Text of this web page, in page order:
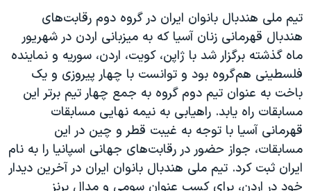
تیم ملی هندبال بانوان ایران در گروه دوم رقابت‌های
هندبال قهرمانی زنان آسیا که به میزبانی اردن در شهریور
ماه گذشته برگزار شد با ژاپن، کویت، اردن، سوریه و نماینده
فلسطینی هم‌گروه بود و توانست با چهار پیروزی و یک
باخت به عنوان تیم دوم گروه به جمع چهار تیم برتر این
مسابقات راه یابد. راهیابی به نیمه نهایی مسابقات
قهرمانی آسیا با توجه به غیبت قطر و‌ چین در این
مسابقات، جواز حضور در رقابت‌های جهانی اسپانیا را به نام
ایران ثبت کرد. تیم ملی هندبال بانوان ایران در آخرین دیدار
خود در اردن، برای کسب عنوان سومی و مدال برنز